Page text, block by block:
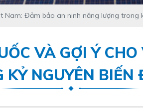
Nam: Đảm bảo an ninh năng lượng trong
VÀ GỢI Ý
KỶ NGUYÊN